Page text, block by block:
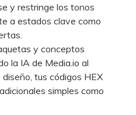
y restringe los tonos
a estados clave como
y conceptos
la IA de Media.io al
tus códigos HEX
simples como